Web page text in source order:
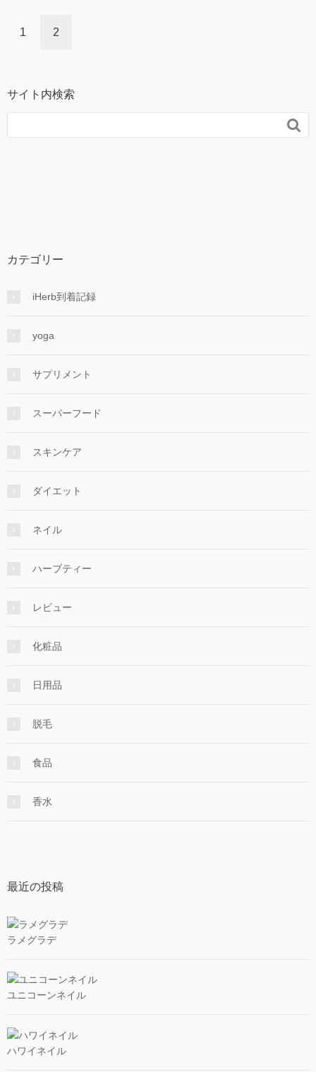
1 2
サイト内検索

カテゴリー
iHerb到着記録
yoga
サプリメント
スーパーフード
スキンケア
ダイエット
ネイル
ハーブティー
レビュー
化粧品
日用品
脱毛
食品
香水
最近の投稿
ラメグラデ
ユニコーンネイル
ハワイネイル